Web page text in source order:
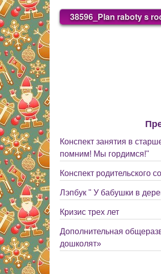
38596_Plan raboty s
Конспект занятия в
помним! Мы гордимся!"
Конспект родительского
Лэпбук " У бабушки в
Кризис трех лет
Дополнительная
дошколят»